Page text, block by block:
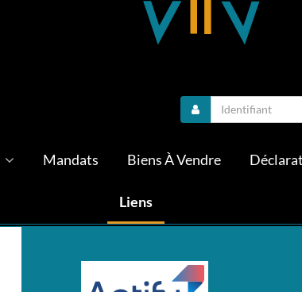
Mandats Biens À Vendre
Liens